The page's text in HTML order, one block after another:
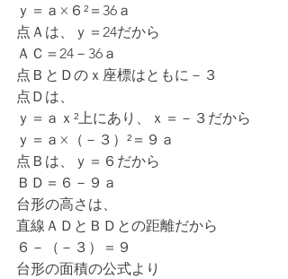
ｙ＝ａ×６²＝36ａ
点Ａは、ｙ＝24だから
ＡＣ＝24－36ａ
点ＢとＤのｘ座標はともに－３
点Ｄは、
ｙ＝ａｘ²上にあり、ｘ＝－３だから
ｙ＝ａ×（－３）²＝９ａ
点Ｂは、ｙ＝６だから
ＢＤ＝６－９ａ
台形の高さは、
直線ＡＤとＢＤとの距離だから
６－（－３）＝９
台形の面積の公式より